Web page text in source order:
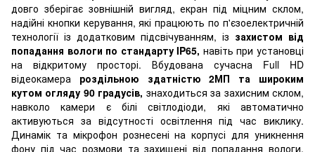
довго зберігає зовнішній вигляд, екран під міцним склом,
надійні кнопки керування, які працюють по п'єзоелектричній
технології із додатковим підсвічуванням, із захистом від
попадання вологи по стандарту IP65, навіть при установці
на відкритому просторі. Вбудована сучасна Full HD
відеокамера роздільною здатністю 2МП та широким
кутом огляду 90 градусів, знаходиться за захисним склом,
навколо камери є білі світлодіоди, які автоматично
активуються за відсутності освітлення під час виклику.
Динамік та мікрофон рознесені на корпусі для уникнення
фону під час розмови та захищені від попадання вологи.